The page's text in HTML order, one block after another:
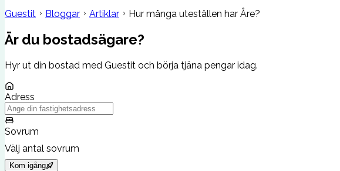
Guestit
Bloggar Artiklar Hur många uteställen har Åre?
Är du bostadsägare?
Hyr ut din bostad med Guestit och börja tjäna pengar idag.
Adress
Sovrum
Välj antal sovrum
Kom igång